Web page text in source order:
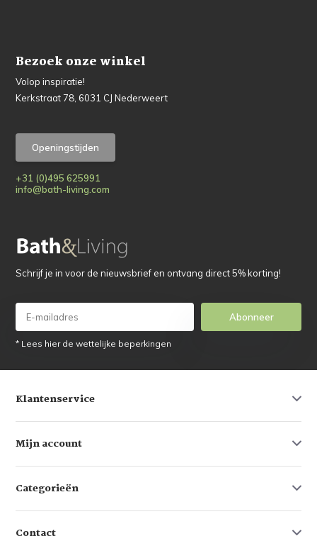
Bezoek onze winkel
Volop inspiratie!
Kerkstraat 78, 6031 CJ Nederweert
Openingstijden
+31 (0)495 625991
info@bath-living.com
Schrijf je in voor de nieuwsbrief en ontvang direct 5% korting!
Abonneer
* Lees hier de wettelijke beperkingen
Klantenservice
Mijn account
Categorieën